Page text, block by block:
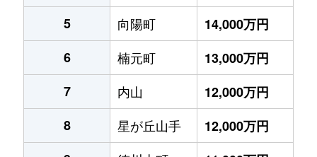
5
向陽町
14,000万円
6
楠元町
13,000万円
7
内山
12,000万円
8
星が丘山手
12,000万円